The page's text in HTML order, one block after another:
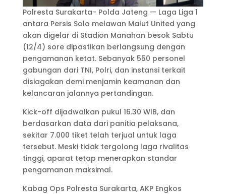
Polresta Surakarta- Polda Jateng — Laga Liga 1
antara Persis Solo melawan Malut United yang
akan digelar di Stadion Manahan besok Sabtu
(12/4) sore dipastikan berlangsung dengan
pengamanan ketat. Sebanyak 550 personel
gabungan dari TNI, Polri, dan instansi terkait
disiagakan demi menjamin keamanan dan
kelancaran jalannya pertandingan.
Kick-off dijadwalkan pukul 16.30 WIB, dan
berdasarkan data dari panitia pelaksana,
sekitar 7.000 tiket telah terjual untuk laga
tersebut. Meski tidak tergolong laga rivalitas
tinggi, aparat tetap menerapkan standar
pengamanan maksimal.
Kabag Ops Polresta Surakarta, AKP Engkos